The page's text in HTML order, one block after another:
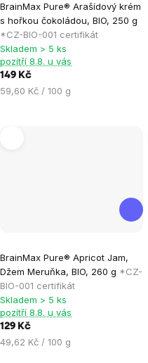
BrainMax Pure® Arašídový krém
s hořkou čokoládou, BIO, 250 g
*CZ-BIO-001 certifikát
hodnocení
produktu
je
5,0
z
5
Skladem > 5 ks
pozítří 8.8. u vás
149 Kč
Měrná
59,60 Kč / 100 g
BrainMax Pure® Apricot Jam,
Džem Meruňka, BIO, 260 g *CZ-
BIO-001 certifikát
hodnocení
produktu
je
0,0
z
5
Skladem > 5 ks
pozítří 8.8. u vás
129 Kč
Měrná
49,62 Kč / 100 g